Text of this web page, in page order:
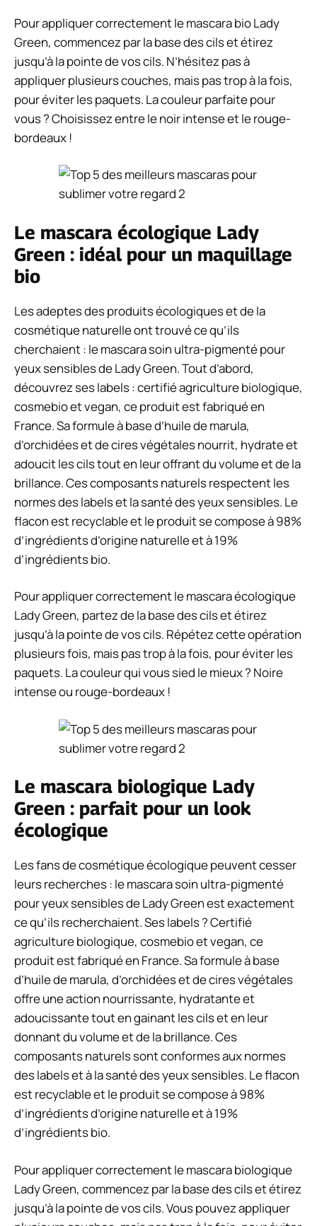
Pour appliquer correctement le mascara bio Lady
Green, commencez par la base des cils et étirez
jusqu’à la pointe de vos cils. N’hésitez pas à
appliquer plusieurs couches, mais pas trop à la fois,
pour éviter les paquets. La couleur parfaite pour
vous ? Choisissez entre le noir intense et le rouge-
bordeaux !
Le mascara écologique Lady
Green : idéal pour un maquillage
bio
Les adeptes des produits écologiques et de la
cosmétique naturelle ont trouvé ce qu’ils
cherchaient : le mascara soin ultra-pigmenté pour
yeux sensibles de Lady Green. Tout d’abord,
découvrez ses labels : certifié agriculture biologique,
cosmebio et vegan, ce produit est fabriqué en
France. Sa formule à base d’huile de marula,
d’orchidées et de cires végétales nourrit, hydrate et
adoucit les cils tout en leur offrant du volume et de la
brillance. Ces composants naturels respectent les
normes des labels et la santé des yeux sensibles. Le
flacon est recyclable et le produit se compose à 98%
d’ingrédients d’origine naturelle et à 19%
d’ingrédients bio.
Pour appliquer correctement le mascara écologique
Lady Green, partez de la base des cils et étirez
jusqu’à la pointe de vos cils. Répétez cette opération
plusieurs fois, mais pas trop à la fois, pour éviter les
paquets. La couleur qui vous sied le mieux ? Noire
intense ou rouge-bordeaux !
Le mascara biologique Lady
Green : parfait pour un look
écologique
Les fans de cosmétique écologique peuvent cesser
leurs recherches : le mascara soin ultra-pigmenté
pour yeux sensibles de Lady Green est exactement
ce qu’ils recherchaient. Ses labels ? Certifié
agriculture biologique, cosmebio et vegan, ce
produit est fabriqué en France. Sa formule à base
d’huile de marula, d’orchidées et de cires végétales
offre une action nourrissante, hydratante et
adoucissante tout en gainant les cils et en leur
donnant du volume et de la brillance. Ces
composants naturels sont conformes aux normes
des labels et à la santé des yeux sensibles. Le flacon
est recyclable et le produit se compose à 98%
d’ingrédients d’origine naturelle et à 19%
d’ingrédients bio.
Pour appliquer correctement le mascara biologique
Lady Green, commencez par la base des cils et étirez
jusqu’à la pointe de vos cils. Vous pouvez appliquer